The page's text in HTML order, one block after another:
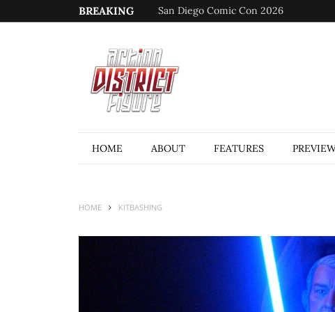
BREAKING San Diego Comic Con 2026
HOME ABOUT FEATURES
HOME KITBASHING